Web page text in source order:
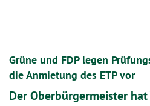
Grüne und FDP legen
die Anmietung des ETP vor
Der Oberbürgermeister